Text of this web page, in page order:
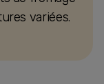
variées.